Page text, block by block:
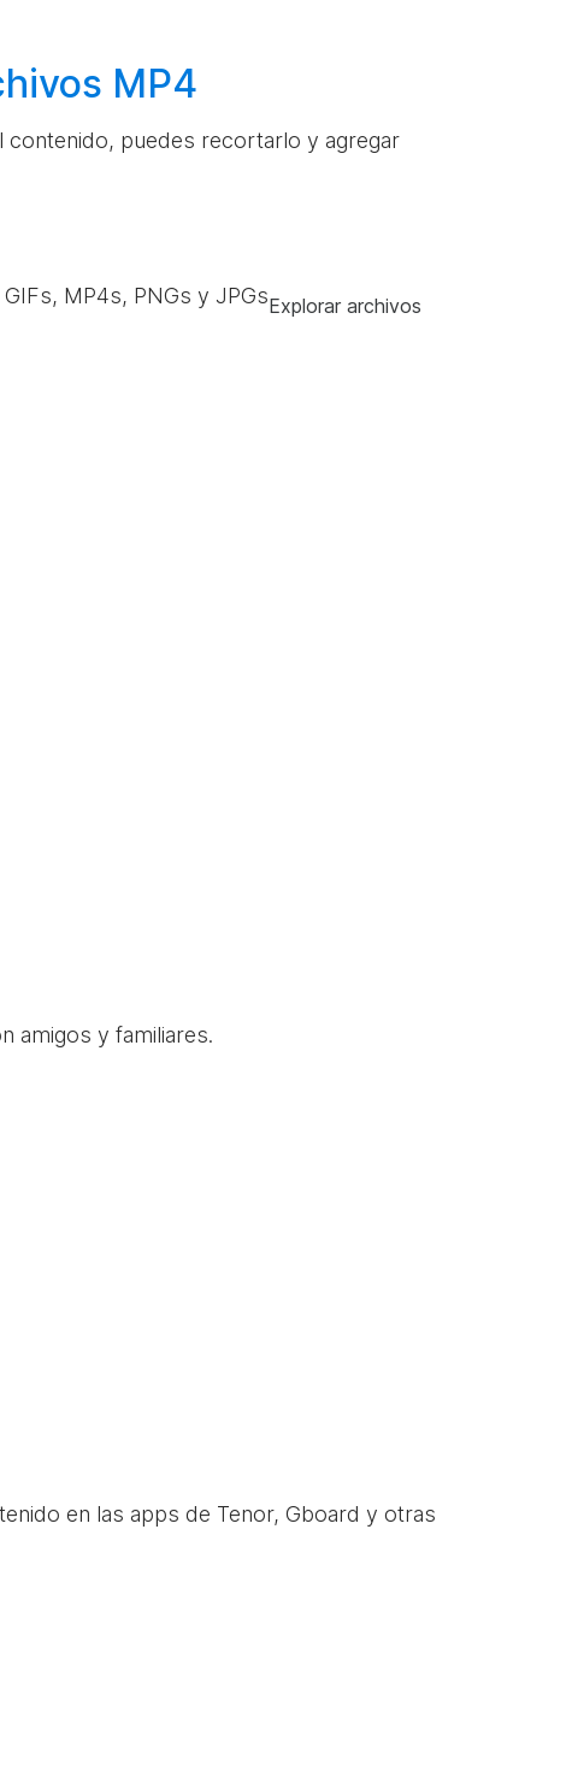
MP4
contenido, puedes recortarlo y agregar
GIFs, MP4s, PNGs y JPGsExplorar archivos
amigos y familiares.
en las apps de Tenor, Gboard y otras